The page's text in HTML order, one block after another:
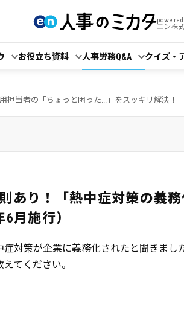
エン株
お役立ち資料 人事労務Q&A クイズ・
担当者の「ちょっと困った...」をスッキリ解決！
あり！「熱中症対策の義
6月施行）
症対策が企業に義務化されたと聞きま
えてください。